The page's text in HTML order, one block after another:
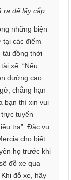
để lấy cắp.
những biện
các điểm
tải đồng thời
xế: “Nếu
đường cao
chẳng hạn
bạn thì xin vui
tuyến
tra”. Đặc vụ
cho biết:
họ trước khi
đỗ xe qua
đỗ xe, hãy